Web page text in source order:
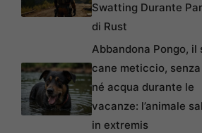
Swatting Durante
di Rust
Abbandona Pongo, il
cane meticcio,
né acqua durante le
vacanze: l’animale
in extremis